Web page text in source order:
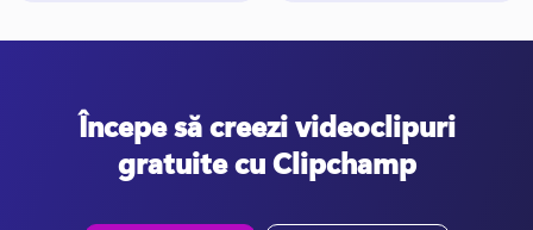
Începe să creezi videoclipuri
gratuite cu Clipchamp